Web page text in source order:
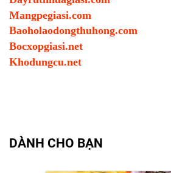
Mangpegiasi.com
Baoholaodongthuhong.com
Bocxopgiasi.net
Khodungcu.net
DÀNH CHO BẠN